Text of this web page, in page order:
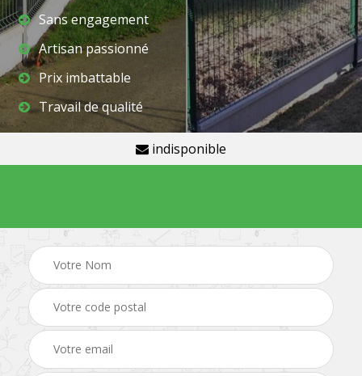
Sans engagement
Artisan passionné
Prix imbattable
Travail de qualité
indisponible